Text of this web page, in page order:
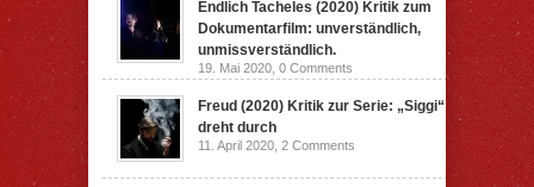
Endlich Tacheles (2020) Kritik zum
Dokumentarfilm: unverständlich,
unmissverständlich.
19. Mai 2020, 0 Comments
Freud (2020) Kritik zur Serie: „Siggi“
dreht durch
11. April 2020, 2 Comments